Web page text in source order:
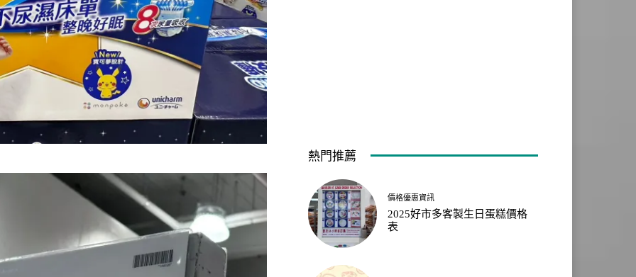
熱門推薦
價格優惠資訊
2025好市多客製生日蛋糕價格
表